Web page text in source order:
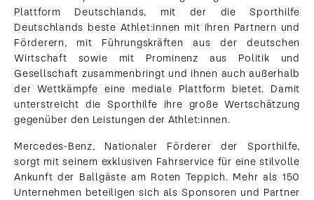
Plattform Deutschlands, mit der die Sporthilfe
Deutschlands beste Athlet:innen mit ihren Partnern und
Förderern, mit Führungskräften aus der deutschen
Wirtschaft sowie mit Prominenz aus Politik und
Gesellschaft zusammenbringt und ihnen auch außerhalb
der Wettkämpfe eine mediale Plattform bietet. Damit
unterstreicht die Sporthilfe ihre große Wertschätzung
gegenüber den Leistungen der Athlet:innen.
Mercedes-Benz, Nationaler Förderer der Sporthilfe,
sorgt mit seinem exklusiven Fahrservice für eine stilvolle
Ankunft der Ballgäste am Roten Teppich. Mehr als 150
Unternehmen beteiligen sich als Sponsoren und Partner